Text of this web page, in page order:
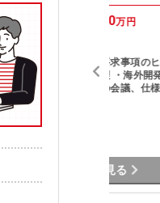
単 価： 100万円
勤務地：
内 容：
・顧客要望、要求事項の
および要件整理 ・海外開
ーとの英語での会議、仕
工数妥当性の確認 ・仕様
明資料、報告資料作成 ・
開発ベンダーとの各種折衝
スキル：
詳細を見る